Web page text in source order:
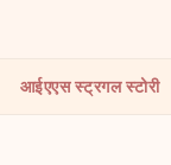
आईएएस स्ट्रगल स्टोरी